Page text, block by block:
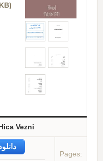
Vezni
Pages: